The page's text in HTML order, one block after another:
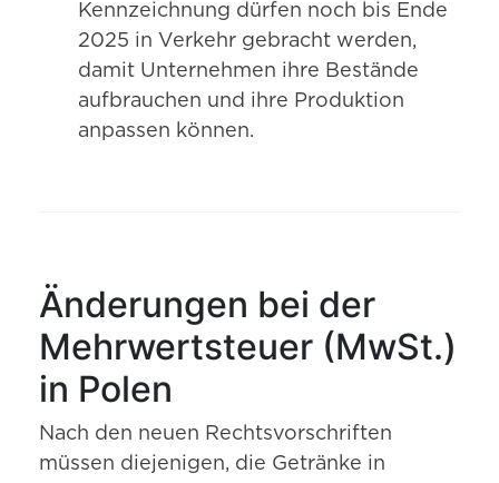
Kennzeichnung dürfen noch bis Ende
2025 in Verkehr gebracht werden,
damit Unternehmen ihre Bestände
aufbrauchen und ihre Produktion
anpassen können.
Änderungen bei der
Mehrwertsteuer (MwSt.)
in Polen
Nach den neuen Rechtsvorschriften
müssen diejenigen, die Getränke in